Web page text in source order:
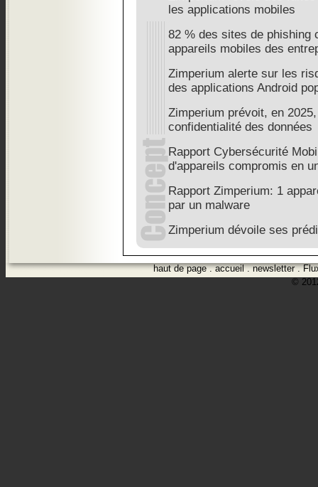
les applications mobiles
82 % des sites de phishing
appareils mobiles des
Zimperium alerte sur les
des applications Android
Zimperium prévoit, en
confidentialité des données
Rapport Cybersécurité
d'appareils compromis en
Rapport Zimperium: 1
par un malware
Zimperium dévoile ses
haut de page.accueil.newsletter.
©